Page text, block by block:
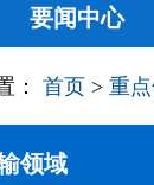
要闻中心
： 首页 > 重
领域